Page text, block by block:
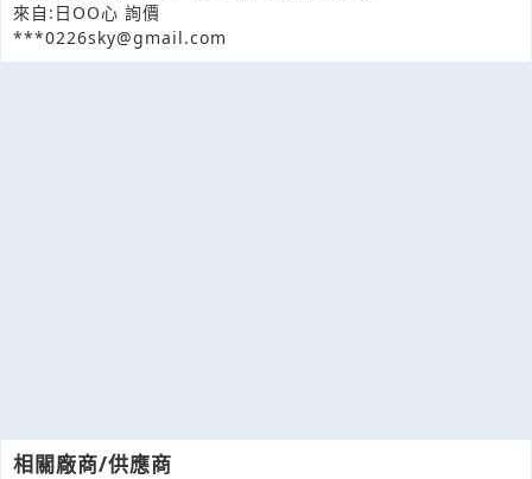
相關廠商/供應商
來自:日OO心 詢價
***0226sky@gmail.com